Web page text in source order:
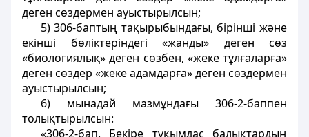
деген сөздермен ауыстырылсын;
5) 306-баптың тақырыбындағы, бірінші және
екінші бөліктеріндегі «жанды» деген сөз
«биологиялық» деген сөзбен, «жеке тұлғаларға»
деген сөздер «жеке адамдарға» деген сөздермен
ауыстырылсын;
6) мынадай мазмұндағы 306-2-баппен
толықтырылсын:
«306-2-бап. Бекіре тұқымдас балықтардың